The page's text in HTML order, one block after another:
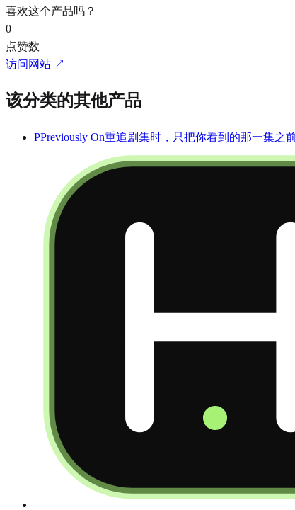
喜欢这个产品吗？
0
点赞数
访问网站 ↗
该分类的其他产品
PPreviously On重追剧集时，只把你看到的那一集之